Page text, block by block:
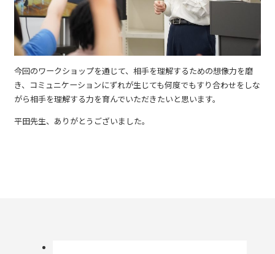
今回のワークショップを通じて、相手を理解するための想像力を磨
き、コミュニケーションにずれが生じても何度でもすり合わせをしな
がら相手を理解する力を育んでいただきたいと思います。
平田先生、ありがとうございました。